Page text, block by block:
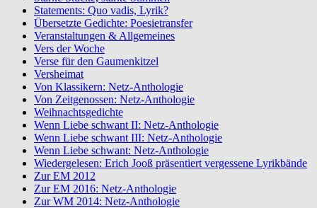
Statements: Quo vadis, Lyrik?
Übersetzte Gedichte: Poesietransfer
Veranstaltungen & Allgemeines
Vers der Woche
Verse für den Gaumenkitzel
Versheimat
Von Klassikern: Netz-Anthologie
Von Zeitgenossen: Netz-Anthologie
Weihnachtsgedichte
Wenn Liebe schwant II: Netz-Anthologie
Wenn Liebe schwant III: Netz-Anthologie
Wenn Liebe schwant: Netz-Anthologie
Wiedergelesen: Erich Jooß präsentiert vergessene Lyrikbände
Zur EM 2012
Zur EM 2016: Netz-Anthologie
Zur WM 2014: Netz-Anthologie